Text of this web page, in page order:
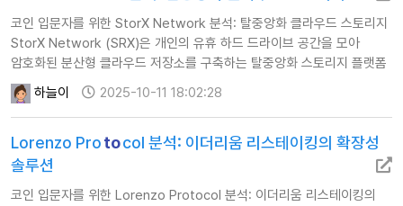
코인 입문자를 위한 StorX Network 분석: 탈중앙화 클라우드 스토리지
StorX Network (SRX)은 개인의 유휴 하드 드라이브 공간을 모아
암호화된 분산형 클라우드 저장소를 구축하는 탈중앙화 스토리지 플랫폼
(DCS)입니다. 이는 아마존 AWS나 구글 클라우드와 같은 중앙화된
서비스의 대안을 제시하며, 사용자에게 데이터 소유권과 높은 보안성을
제공하는 핵심 웹3 인프라입니다. SRX 토큰은 스토리지 사용자가
지불하는 비용, 노드 운영자가 받아가는 보상, 그리고 네트워크 참여자의
스테이킹 담보에…
하늘이 2025-10-11 18:02:28
Lorenzo Protocol 분석: 이더리움 리스테이킹의 확장성
솔루션
코인 입문자를 위한 Lorenzo Protocol 분석: 이더리움 리스테이킹의